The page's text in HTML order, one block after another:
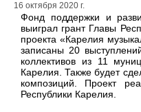
16 октября 2020 г.
Фонд поддержки и
выиграл грант Главы
проекта «Карелия
записаны 20
коллективов из 11
Карелия. Также будет
композиций. Проект
Республики Карелия.